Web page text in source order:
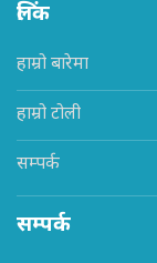
लिंक
हाम्रो बारेमा
हाम्रो टोली
सम्पर्क
सम्पर्क